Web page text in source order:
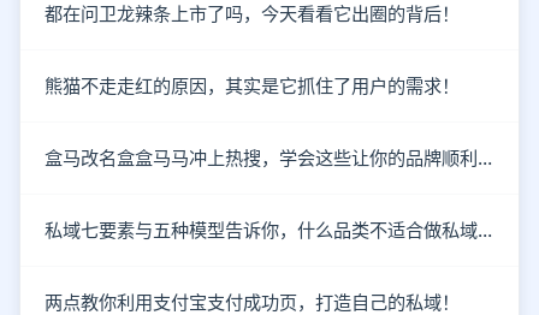
都在问卫龙辣条上市了吗，今天看看它出圈的背后！
熊猫不走走红的原因，其实是它抓住了用户的需求！
盒马改名盒盒马马冲上热搜，学会这些让你的品牌顺利出圈！
私域七要素与五种模型告诉你，什么品类不适合做私域！
两点教你利用支付宝支付成功页，打造自己的私域！